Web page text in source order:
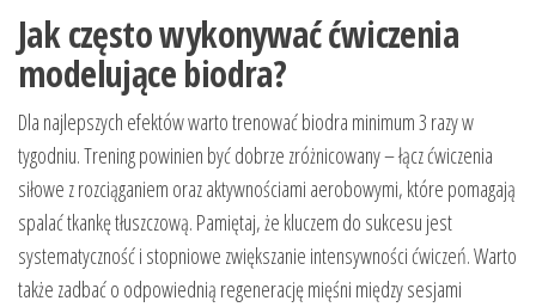
Jak często wykonywać ćwiczenia
modelujące biodra?
Dla najlepszych efektów warto trenować biodra minimum 3 razy w
tygodniu. Trening powinien być dobrze zróżnicowany – łącz ćwiczenia
siłowe z rozciąganiem oraz aktywnościami aerobowymi, które pomagają
spalać tkankę tłuszczową. Pamiętaj, że kluczem do sukcesu jest
systematyczność i stopniowe zwiększanie intensywności ćwiczeń. Warto
także zadbać o odpowiednią regenerację mięśni między sesjami